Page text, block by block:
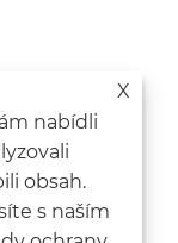
X
nabídli
obsah.
s naším